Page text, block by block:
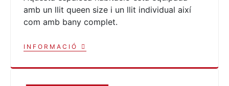
amb un llit queen size i un llit individual així
com amb bany complet.
INFORMACIÓ